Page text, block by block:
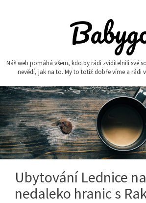
Náš web pomáhá všem, kdo by rádi zviditelnili své
nevědí, jak na to. My to totiž dobře víme a rádi
Ubytování Lednice
nedaleko hranic s